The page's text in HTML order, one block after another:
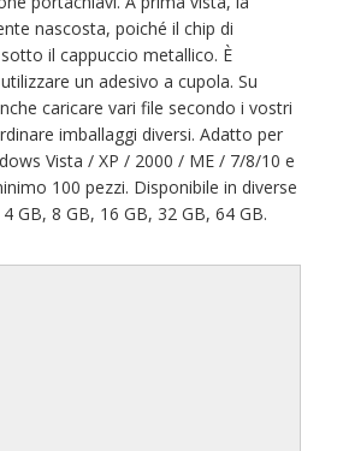
nascosta, poiché il chip di
il cappuccio metallico. È
un adesivo a cupola. Su
caricare vari file secondo i vostri
imballaggi diversi. Adatto per
Vista / XP / 2000 / ME / 7/8/10 e
100 pezzi. Disponibile in diverse
GB, 8 GB, 16 GB, 32 GB, 64 GB.